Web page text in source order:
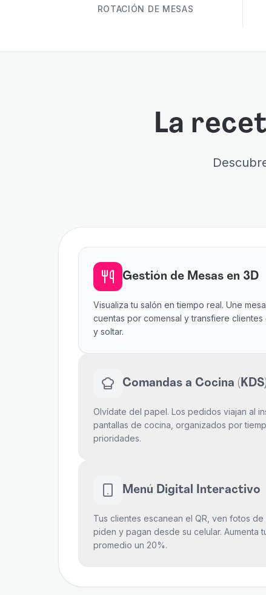
ROTACIÓN DE MESAS
La
Gestión de Mesas en 3D
Visualiza tu salón en tiempo real. Une
cuentas por comensal y transfiere clientes
y soltar.
Comandas a Cocina (KDS)
Olvídate del papel. Los pedidos viajan al
pantallas de cocina, organizados por
prioridades.
Menú Digital Interactivo
Tus clientes escanean el QR, ven fotos de
piden y pagan desde su celular. Aumenta
promedio un 20%.